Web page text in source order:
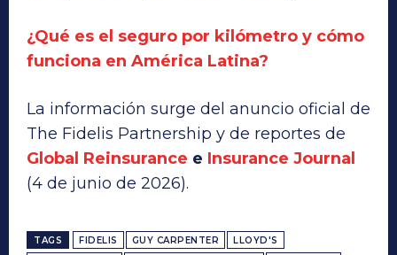
¿Qué es el seguro por kilómetro y cómo
funciona en América Latina?
La información surge del anuncio oficial de
The Fidelis Partnership y de reportes de
Global Reinsurance e Insurance Journal
(4 de junio de 2026).
TAGS FIDELIS GUY CARPENTER
LLOYD'S